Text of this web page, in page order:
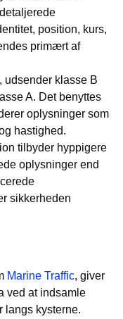
position, kurs,
primært af
udsender klasse B
A. Det benyttes
oplysninger som
hastighed.
tilbyder hyppigere
oplysninger end
sikkerheden
Marine Traffic, giver
ved at indsamle
langs kysterne.